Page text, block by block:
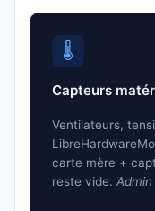
🌡️
Capteurs
Ventilateurs,
carte mère +
reste vide.